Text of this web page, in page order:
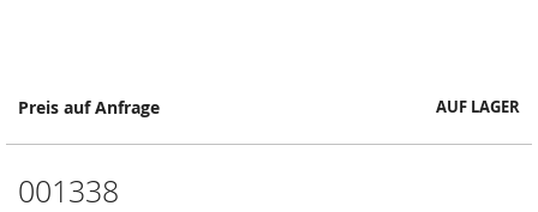
Preis auf Anfrage AUF LAGER
001338
Springe
Anfang
Bildergalerie